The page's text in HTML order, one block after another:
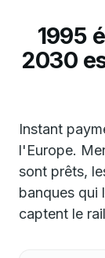
1995
2030
Instant
l'Europe.
sont prêts,
banques qui
captent le